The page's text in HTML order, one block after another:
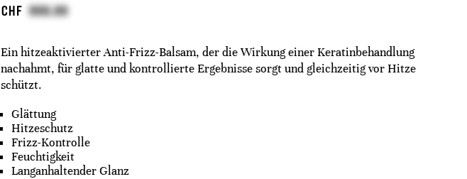
CHF
Ein hitzeaktivierter Anti-Frizz-Balsam, der die Wirkung einer Keratinbehandlung
nachahmt, für glatte und kontrollierte Ergebnisse sorgt und gleichzeitig vor Hitze
schützt.
Glättung
Hitzeschutz
Frizz-Kontrolle
Feuchtigkeit
Langanhaltender Glanz